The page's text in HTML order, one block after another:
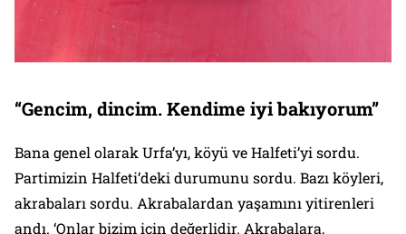
“Gencim, dincim. Kendime iyi bakıyorum”
Bana genel olarak Urfa’yı, köyü ve Halfeti’yi sordu.
Partimizin Halfeti’deki durumunu sordu. Bazı köyleri,
akrabaları sordu. Akrabalardan yaşamını yitirenleri
andı. ‘Onlar bizim için değerlidir. Akrabalara,